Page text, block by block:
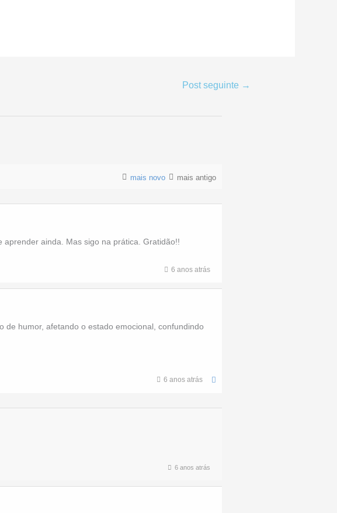
Post seguinte →
mais novo mais antigo
ainda. Mas sigo na prática. Gratidão!!
6 anos atrás
humor, afetando o estado emocional, confundindo
6 anos atrás
6 anos atrás